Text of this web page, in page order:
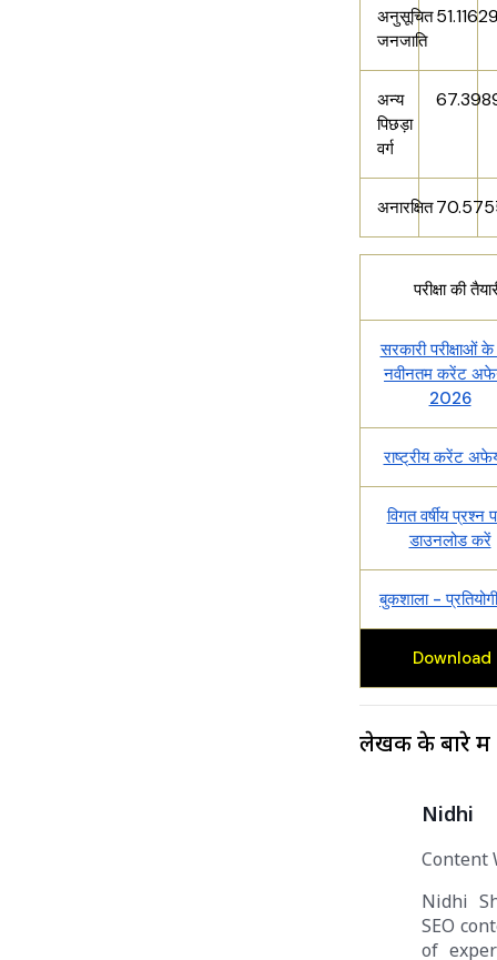
अनुसूचित
जनजाति
अन्य
पिछड़ा
वर्ग
अनारक्षित
परीक्षा की
सरकारी परीक्षाओं
नवीनतम करेंट
2026
राष्ट्रीय करेंट
विगत वर्षीय प्रश्न
डाउनलोड करें
बुकशाला -
लेखक के बारे में
Nidhi
Content
Nidhi
SEO
of